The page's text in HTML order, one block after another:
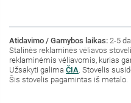
Atidavimo / Gamybos laikas: 2-5
Stalinės reklaminės vėliavos
reklaminėmis vėliavomis, kurias
Užsakyti galima ČIA. Stovelis
Šis stovelis pagamintas iš metalo.